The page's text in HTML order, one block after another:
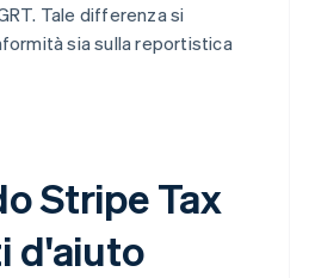
Tale differenza si
sia sulla reportistica
Stripe Tax
d'aiuto